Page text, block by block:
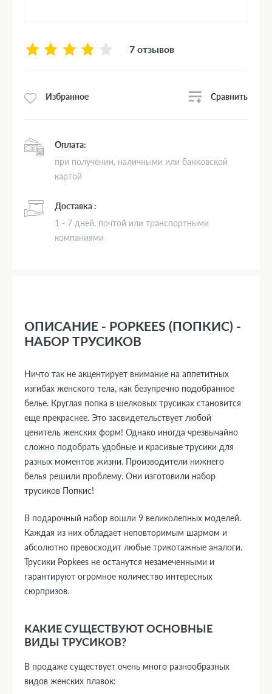
7 отзывов
Избранное Сравнить
Оплата:
при получении, наличными или банковской
картой
Доставка :
1 - 7 дней, почтой или транспортными
компаниями
ОПИСАНИЕ - POPKEES (ПОПКИС) -
НАБОР ТРУСИКОВ
Ничто так не акцентирует внимание на аппетитных
изгибах женского тела, как безупречно подобранное
белье. Круглая попка в шелковых трусиках становится
еще прекраснее. Это засвидетельствует любой
ценитель женских форм! Однако иногда чрезвычайно
сложно подобрать удобные и красивые трусики для
разных моментов жизни. Производители нижнего
белья решили проблему. Они изготовили набор
трусиков Попкис!
В подарочный набор вошли 9 великолепных моделей.
Каждая из них обладает неповторимым шармом и
абсолютно превосходит любые трикотажные аналоги.
Трусики Popkees не останутся незамеченными и
гарантируют огромное количество интересных
сюрпризов.
КАКИЕ СУЩЕСТВУЮТ ОСНОВНЫЕ
ВИДЫ ТРУСИКОВ?
В продаже существует очень много разнообразных
видов женских плавок: